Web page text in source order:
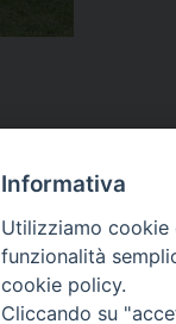
Informativa
Utilizziamo
funzionalità
cookie policy.
Cliccando su